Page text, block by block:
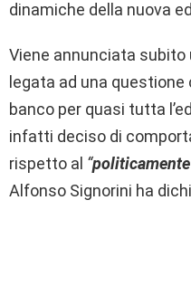
dinamiche della nuova
Viene annunciata subito
legata ad una
banco per quasi tutta
infatti deciso di
rispetto al “
Alfonso Signorini ha